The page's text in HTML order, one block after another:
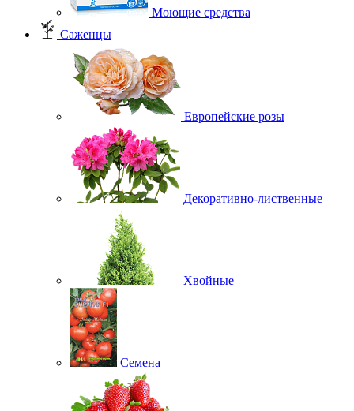
Моющие средства
Саженцы
Европейские розы
Декоративно-лиственные
Хвойные
Семена